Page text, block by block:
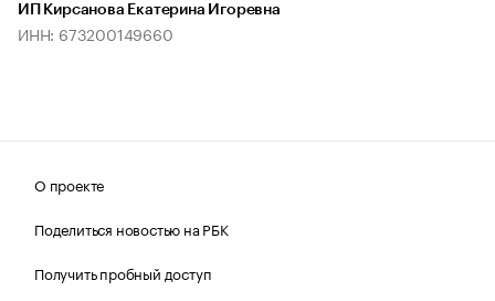
ИП Кирсанова Екатерина Игоревна
ИНН: 673200149660
О проекте
Поделиться новостью на РБК
Получить пробный доступ